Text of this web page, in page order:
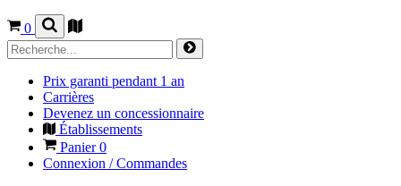
0
Prix garanti pendant 1 an
Carrières
Devenez un concessionnaire
Établissements
Panier0
Connexion / Commandes